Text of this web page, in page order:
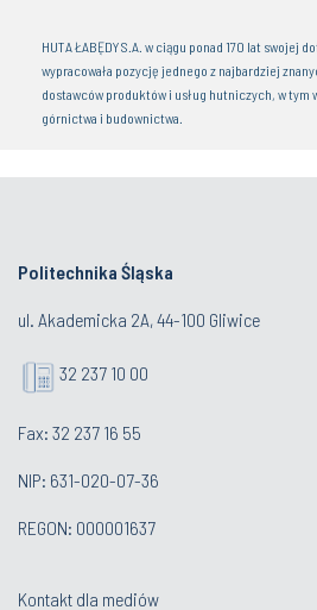
HUTA ŁABĘDY S.A. w ciągu ponad 170 lat swojej
wypracowała pozycję jednego z najbardziej
dostawców produktów i usług hutniczych, w tym
górnictwa i budownictwa.
Politechnika Śląska
ul. Akademicka 2A, 44-100 Gliwice
32 237 10 00
Fax: 32 237 16 55
NIP: 631-020-07-36
REGON: 000001637
Kontakt dla mediów